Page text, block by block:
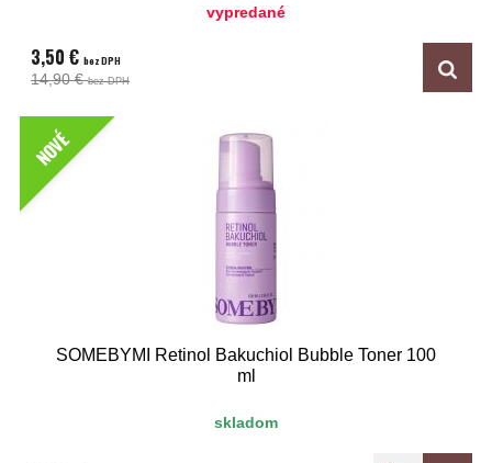
vypredané
3,50 € bez DPH
14,90 €bez DPH
NOVÉ
SOMEBYMI Retinol Bakuchiol Bubble Toner 100
ml
skladom